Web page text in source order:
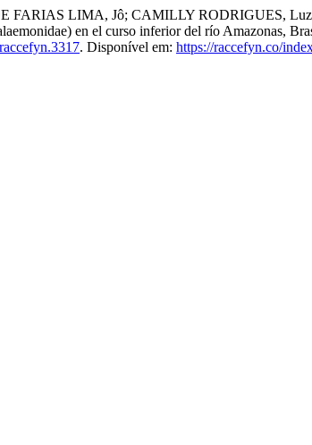
FARIAS LIMA, Jô; CAMILLY RODRIGUES,
en el curso inferior del río Amazonas,
. Disponível em: https://raccefyn.co/